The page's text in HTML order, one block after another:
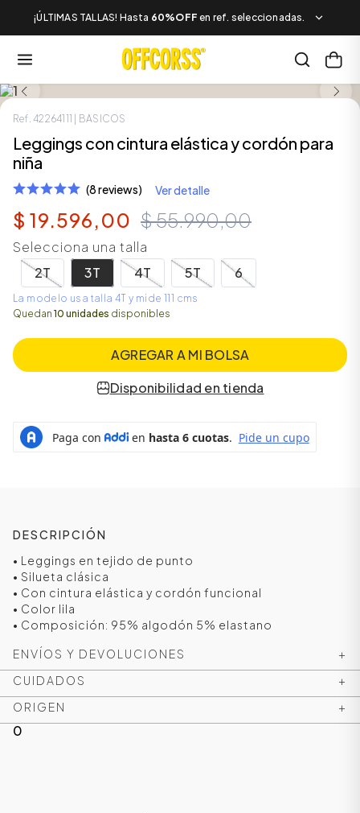
¡ÚLTIMAS TALLAS! Hasta 60%OFF en ref. seleccionadas.
LOOK COMPLETO
Ref.42264111 | BASICOS
Leggings con cintura elástica y cordón para
niña
(8 reviews) Ver detalle
$ 19.596,00 $55.990,00
Selecciona una talla
2T
3T 4T 5T 6
La modelo usa talla 4T y mide 111 cms
Quedan 10 unidades disponibles
AGREGAR A MI BOLSA
Disponibilidad en tienda
DESCRIPCIÓN
• Leggings en tejido de punto
• Silueta clásica
• Con cintura elástica y cordón funcional
• Color lila
• Composición: 95% algodón 5% elastano
ENVÍOS Y DEVOLUCIONES
+
CUIDADOS
+
ORIGEN
+
0